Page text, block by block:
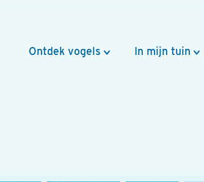
Ontdek vogels In mijn tuin